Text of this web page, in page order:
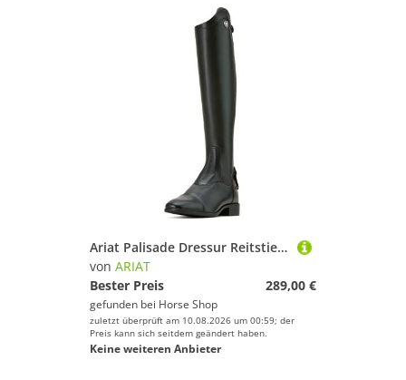
Ariat Palisade Dressur Reitstiefel Damen
von ARIAT
Bester Preis
289,00 €
gefunden bei Horse Shop
zuletzt überprüft am 10.08.2026 um 00:59; der
Preis kann sich seitdem geändert haben.
Keine weiteren Anbieter